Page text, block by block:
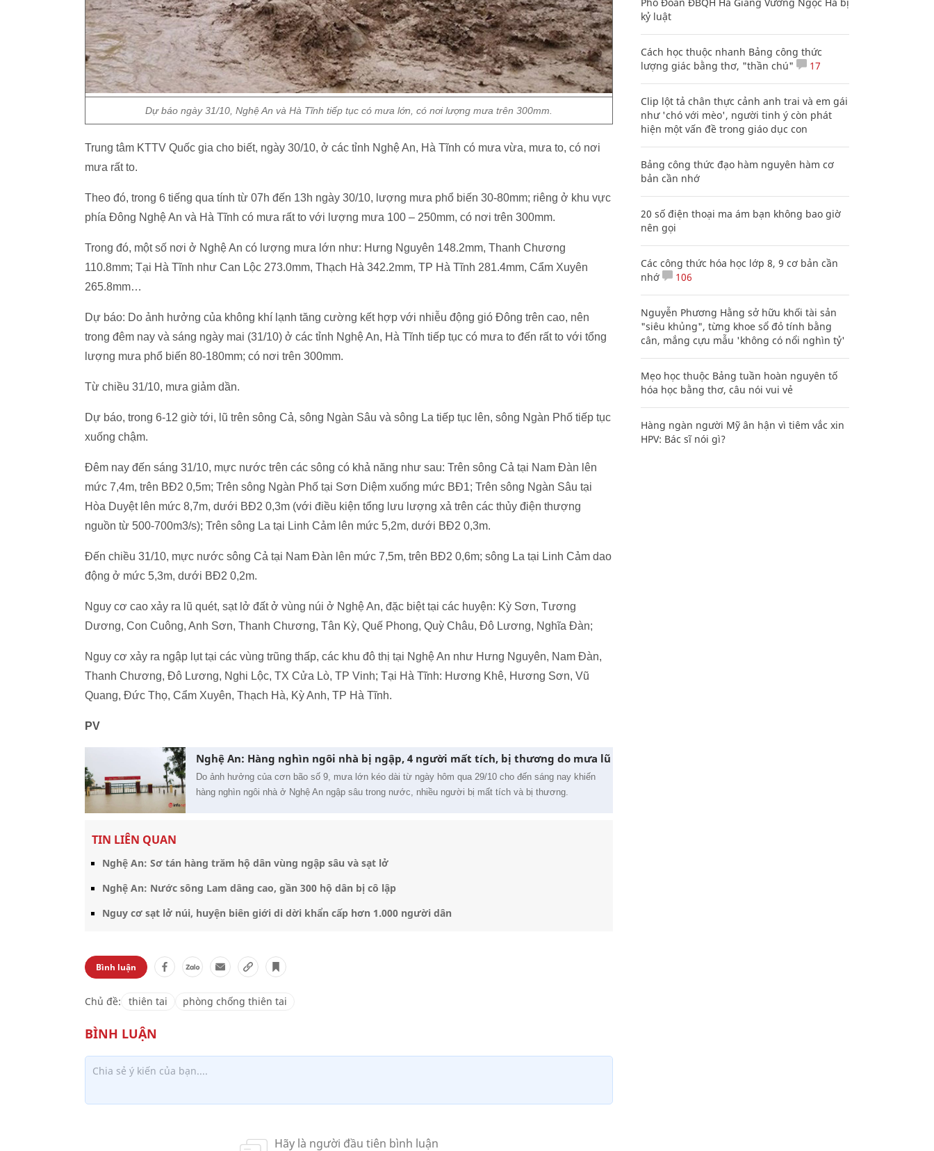
Dự báo ngày 31/10, Nghệ An và Hà Tĩnh tiếp tục có mưa lớn, có nơi lượng mưa trên 300mm.
Trung tâm KTTV Quốc gia cho biết, ngày 30/10, ở các tỉnh Nghệ An, Hà Tĩnh có mưa vừa, mưa to, có nơi
mưa rất to.
Theo đó, trong 6 tiếng qua tính từ 07h đến 13h ngày 30/10, lượng mưa phổ biến 30-80mm; riêng ở khu vực
phía Đông Nghệ An và Hà Tĩnh có mưa rất to với lượng mưa 100 – 250mm, có nơi trên 300mm.
Trong đó, một số nơi ở Nghệ An có lượng mưa lớn như: Hưng Nguyên 148.2mm, Thanh Chương
110.8mm; Tại Hà Tĩnh như Can Lộc 273.0mm, Thạch Hà 342.2mm, TP Hà Tĩnh 281.4mm, Cẩm Xuyên
265.8mm…
Dự báo: Do ảnh hưởng của không khí lạnh tăng cường kết hợp với nhiễu động gió Đông trên cao, nên
trong đêm nay và sáng ngày mai (31/10) ở các tỉnh Nghệ An, Hà Tĩnh tiếp tục có mưa to đến rất to với tổng
lượng mưa phổ biến 80-180mm; có nơi trên 300mm.
Từ chiều 31/10, mưa giảm dần.
Dự báo, trong 6-12 giờ tới, lũ trên sông Cả, sông Ngàn Sâu và sông La tiếp tục lên, sông Ngàn Phố tiếp tục
xuống chậm.
Đêm nay đến sáng 31/10, mực nước trên các sông có khả năng như sau: Trên sông Cả tại Nam Đàn lên
mức 7,4m, trên BĐ2 0,5m; Trên sông Ngàn Phố tại Sơn Diệm xuống mức BĐ1; Trên sông Ngàn Sâu tại
Hòa Duyệt lên mức 8,7m, dưới BĐ2 0,3m (với điều kiện tổng lưu lượng xả trên các thủy điện thượng
nguồn từ 500-700m3/s); Trên sông La tại Linh Cảm lên mức 5,2m, dưới BĐ2 0,3m.
Đến chiều 31/10, mực nước sông Cả tại Nam Đàn lên mức 7,5m, trên BĐ2 0,6m; sông La tại Linh Cảm dao
động ở mức 5,3m, dưới BĐ2 0,2m.
Nguy cơ cao xảy ra lũ quét, sạt lở đất ở vùng núi ở Nghệ An, đặc biệt tại các huyện: Kỳ Sơn, Tương
Dương, Con Cuông, Anh Sơn, Thanh Chương, Tân Kỳ, Quế Phong, Quỳ Châu, Đô Lương, Nghĩa Đàn;
Nguy cơ xảy ra ngập lụt tại các vùng trũng thấp, các khu đô thị tại Nghệ An như Hưng Nguyên, Nam Đàn,
Thanh Chương, Đô Lương, Nghi Lộc, TX Cửa Lò, TP Vinh; Tại Hà Tĩnh: Hương Khê, Hương Sơn, Vũ
Quang, Đức Thọ, Cẩm Xuyên, Thạch Hà, Kỳ Anh, TP Hà Tĩnh.
PV
Nghệ An: Hàng nghìn ngôi nhà bị ngập, 4 người mất tích, bị thương do mưa lũ
Do ảnh hưởng của cơn bão số 9, mưa lớn kéo dài từ ngày hôm qua 29/10 cho đến sáng nay khiến
hàng nghìn ngôi nhà ở Nghệ An ngập sâu trong nước, nhiều người bị mất tích và bị thương.
TIN LIÊN QUAN
Nghệ An: Sơ tán hàng trăm hộ dân vùng ngập sâu và sạt lở
Nghệ An: Nước sông Lam dâng cao, gần 300 hộ dân bị cô lập
Nguy cơ sạt lở núi, huyện biên giới di dời khẩn cấp hơn 1.000 người dân
Bình luận
Chủ đề: thiên tai phòng chống thiên tai
kỷ luật
Cách học thuộc nhanh Bảng công thức
lượng giác bằng thơ, "thần chú"
17
Clip lột tả chân thực cảnh anh trai và em gái
như 'chó với mèo', người tinh ý còn phát
hiện một vấn đề trong giáo dục con
Bảng công thức đạo hàm nguyên hàm cơ
bản cần nhớ
20 số điện thoại ma ám bạn không bao giờ
nên gọi
Các công thức hóa học lớp 8, 9 cơ bản cần
nhớ
106
Nguyễn Phương Hằng sở hữu khối tài sản
"siêu khủng", từng khoe sổ đỏ tính bằng
cân, mắng cựu mẫu 'không có nổi nghìn tỷ'
Mẹo học thuộc Bảng tuần hoàn nguyên tố
hóa học bằng thơ, câu nói vui vẻ
Hàng ngàn người Mỹ ân hận vì tiêm vắc xin
HPV: Bác sĩ nói gì?